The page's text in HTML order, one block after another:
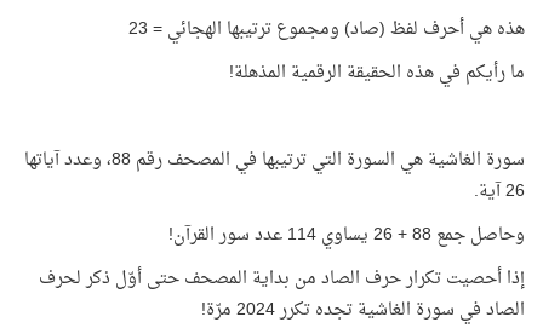
هذه هي أحرف لفظ (صاد) ومجموع ترتيبها الهجائي = 23
ما رأيكم في هذه الحقيقة الرقمية المذهلة!
سورة الغاشية هي السورة التي ترتيبها في المصحف رقم 88، وعدد آياتها
26 آية.
وحاصل جمع 88 + 26 يساوي 114 عدد سور القرآن!
إذا أحصيت تكرار حرف الصاد من بداية المصحف حتى أوّل ذكر لحرف
الصاد في سورة الغاشية تجده تكرر 2024 مرّة!